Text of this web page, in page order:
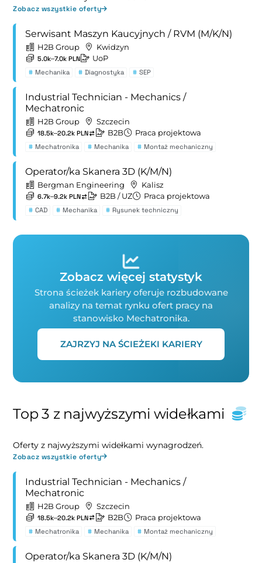
Zobacz wszystkie oferty
Serwisant Maszyn Kaucyjnych / RVM (M/K/N)
H2B Group Kwidzyn
5.0k–7.0k PLN UoP
# Mechanika # Diagnostyka # SEP
Industrial Technician - Mechanics /
Mechatronic
H2B Group Szczecin
18.5k–20.2k PLN B2B Praca projektowa
# Mechatronika # Mechanika # Montaż mechaniczny
Operator/ka Skanera 3D (K/M/N)
Bergman Engineering Kalisz
6.7k–9.2k PLN B2B / UZ Praca projektowa
# CAD # Mechanika # Rysunek techniczny
Zobacz więcej statystyk
Strona ścieżek kariery oferuje rozbudowane
analizy na temat rynku ofert pracy na
stanowisko Mechatronika.
ZAJRZYJ NA ŚCIEŻEKI KARIERY
Top 3 z najwyższymi widełkami
Oferty z najwyższymi widełkami wynagrodzeń.
Zobacz wszystkie oferty
Industrial Technician - Mechanics /
Mechatronic
H2B Group Szczecin
18.5k–20.2k PLN B2B Praca projektowa
# Mechatronika # Mechanika # Montaż mechaniczny
Operator/ka Skanera 3D (K/M/N)